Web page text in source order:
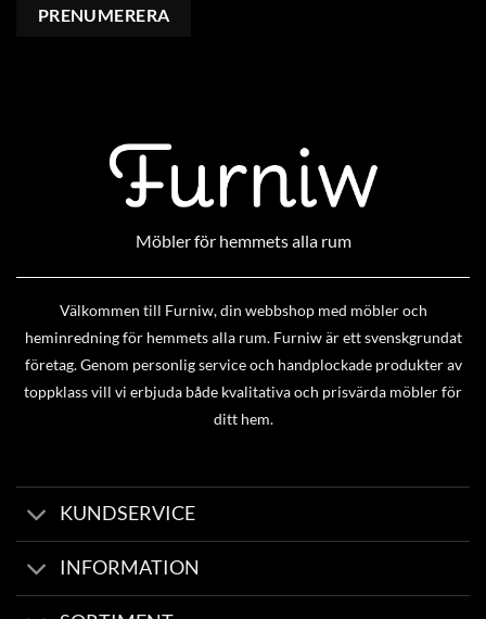
Möbler för hemmets alla rum
Välkommen till Furniw, din webbshop med möbler och
heminredning för hemmets alla rum. Furniw är ett svenskgrundat
företag. Genom personlig service och handplockade produkter av
toppklass vill vi erbjuda både kvalitativa och prisvärda möbler för
ditt hem.
KUNDSERVICE
INFORMATION